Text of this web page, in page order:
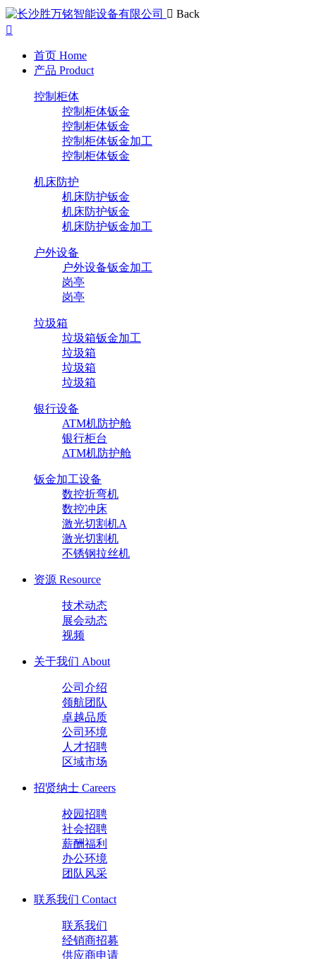
Back
首页 Home
产品 Product
控制柜体
控制柜体钣金
控制柜体钣金
控制柜体钣金加工
控制柜体钣金
机床防护
机床防护钣金
机床防护钣金
机床防护钣金加工
户外设备
户外设备钣金加工
岗亭
岗亭
垃圾箱
垃圾箱钣金加工
垃圾箱
垃圾箱
垃圾箱
银行设备
ATM机防护舱
银行柜台
ATM机防护舱
钣金加工设备
数控折弯机
数控冲床
激光切割机A
激光切割机
不锈钢拉丝机
资源 Resource
技术动态
展会动态
视频
关于我们 About
公司介绍
领航团队
卓越品质
公司环境
人才招聘
区域市场
招贤纳士 Careers
校园招聘
社会招聘
薪酬福利
办公环境
团队风采
联系我们 Contact
联系我们
经销商招募
供应商申请